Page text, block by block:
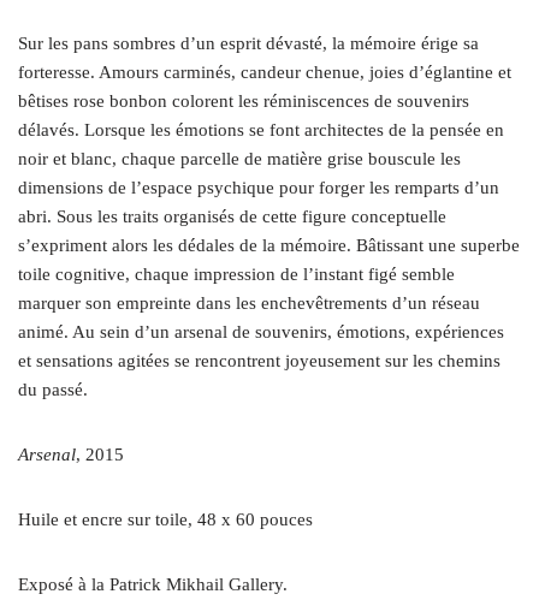
Sur les pans sombres d’un esprit dévasté, la mémoire érige sa
forteresse. Amours carminés, candeur chenue, joies d’églantine et
bêtises rose bonbon colorent les réminiscences de souvenirs
délavés. Lorsque les émotions se font architectes de la pensée en
noir et blanc, chaque parcelle de matière grise bouscule les
dimensions de l’espace psychique pour forger les remparts d’un
abri. Sous les traits organisés de cette figure conceptuelle
s’expriment alors les dédales de la mémoire. Bâtissant une superbe
toile cognitive, chaque impression de l’instant figé semble
marquer son empreinte dans les enchevêtrements d’un réseau
animé. Au sein d’un arsenal de souvenirs, émotions, expériences
et sensations agitées se rencontrent joyeusement sur les chemins
du passé.
Arsenal, 2015
Huile et encre sur toile, 48 x 60 pouces
Exposé à la Patrick Mikhail Gallery.